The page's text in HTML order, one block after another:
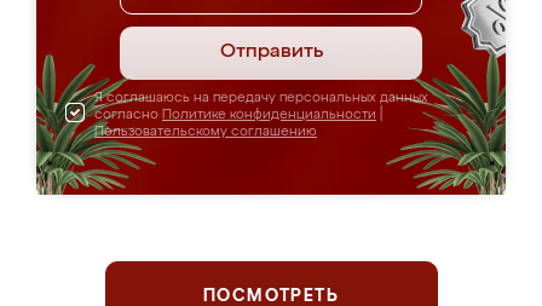
Отправить
Я соглашаюсь на передачу персональных данных
согласно Политике конфиденциальности
Пользовательскому соглашению
ПОСМОТРЕТЬ